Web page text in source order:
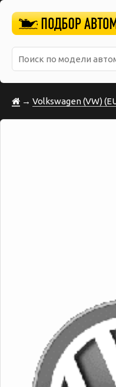
→ Volkswagen (VW)